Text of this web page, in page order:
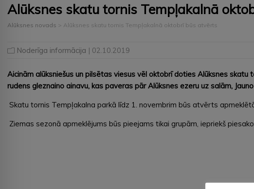
Alūksnes skatu tornis Tempļakalnā
Alūksnes novads > Alūksnes skatu tornis Tempļakalnā oktobrī būs atvērts
Noderīga informācija | 02.10.2019
Aicinām alūksniešus un pilsētas viesus vēl oktobrī doties Alūksnes
rudens gleznaino ainavu, kas paveras pār Alūksnes ezeru uz salām,
Skatu tornis Tempļakalna parkā līdz 1. novembrim būs atvērts
Ziemas sezonā apmeklējums būs pieejams tikai grupām, iepriekš